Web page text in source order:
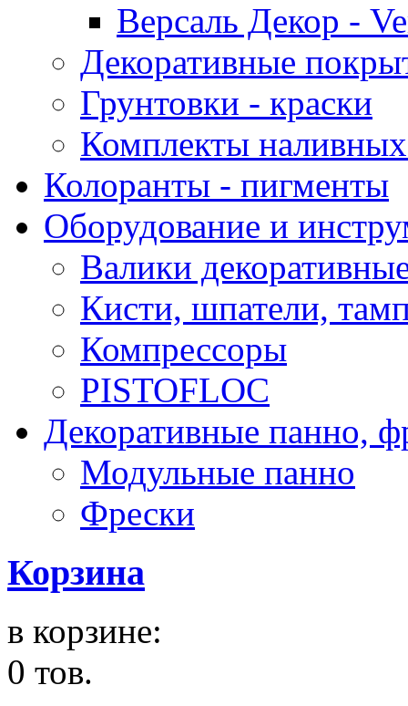
Версаль Декор -
Декоративные
Грунтовки - краски
Комплекты
Колоранты - пигменты
Оборудование и
Валики
Кисти, шпатели,
Компрессоры
PISTOFLOC
Декоративные панно,
Модульные панно
Фрески
Корзина
в корзине:
0 тов.